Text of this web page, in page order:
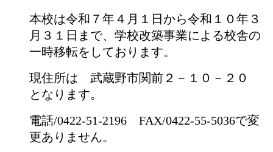
本校は令和７年４月１日から令和１０年３
月３１日まで、学校改築事業による校舎の
一時移転をしております。
現住所は 武蔵野市関前２－１０－２０
となります。
電話/0422-51-2196 FAX/0422-55-5036で変
更ありません。